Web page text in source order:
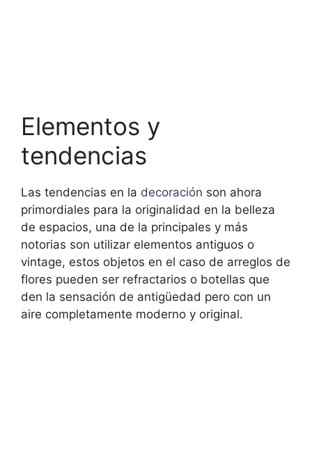
Elementos y
tendencias
Las tendencias en la decoración son ahora
primordiales para la originalidad en la belleza
de espacios, una de la principales y más
notorias son utilizar elementos antiguos o
vintage, estos objetos en el caso de arreglos de
flores pueden ser refractarios o botellas que
den la sensación de antigüedad pero con un
aire completamente moderno y original.